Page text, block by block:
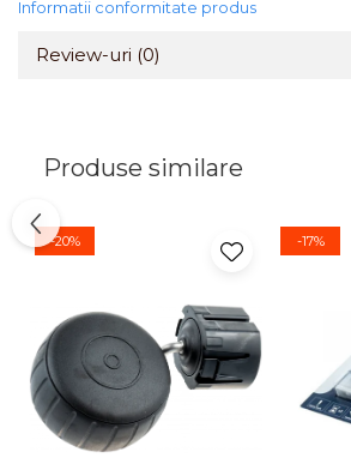
Informatii conformitate produs
Review-uri (0)
Produse similare
-20% -17%